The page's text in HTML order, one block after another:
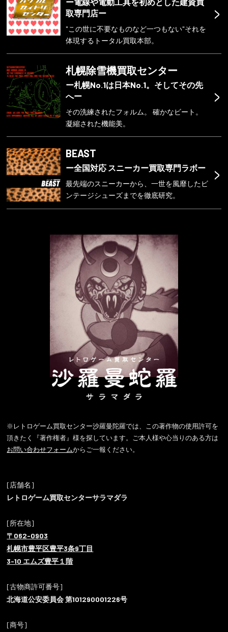
>
取専門店ー
"この世に不要なものなど一つもない"それを
体現するトータル買取本部。
>
札幌除雪機買取センター
ー札幌No.1は日本No.1。そしてその先
へー
その洗練されたフォルム。 確かなビート。
凝縮された機能美。
>
BEAST
ー全国対応 スニーカー買取専門ラボー
最先端のスニーカーから、一世を風靡したビ
ンテージシューズまでを徹底研究。
※レトロゲーム買取センター沙羅曼陀羅では、この著作物の使用許可を
頂きたく『著作権者』様を探しています。ご本人様や心当りのある方は
お問い合わせフォームからご一報ください。
[店舗名]
レトロゲーム買取センターサラマダラ
[所在地]
〒062-0903
札幌市豊平区豊平3条9丁目
3-10 エムズ豊平１階
[古物商許可番号]
北海道公安委員会 第101290001226号
[商号]